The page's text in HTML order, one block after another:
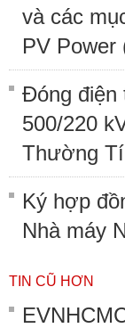
và các
PV Power
Đóng điện
500/220
Thường
Ký hợp
Nhà máy
TIN CŨ HƠN